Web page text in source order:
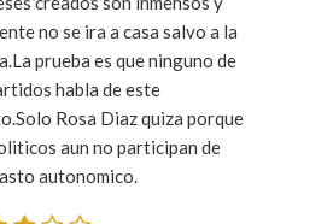
ira a casa salvo a la
prueba es que ninguno de
habla de este
Rosa Diaz quiza porque
aun no participan de
gasto autonomico.